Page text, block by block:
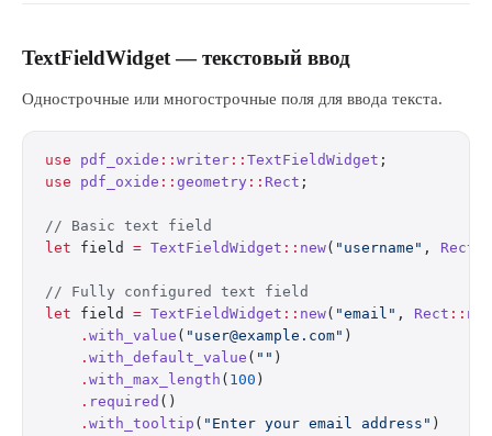
TextFieldWidget — текстовый ввод
Однострочные или многострочные поля для ввода текста.
use pdf_oxide :: writer :: TextFieldWidget ;
use pdf_oxide :: geometry :: Rect ;
// Basic text field
let field = TextFieldWidget :: new( "username" , Rect
// Fully configured text field
let field = TextFieldWidget :: new( "email" , Rect :: new
    .
with_value ( "user@example.com" )
    .
with_default_value ( "" )
    .
with_max_length ( 100 )
    .
required ()
    .
with_tooltip ( "Enter your email address" )